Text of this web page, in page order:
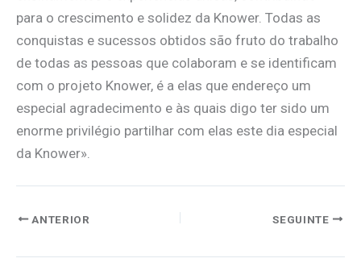
para o crescimento e solidez da Knower. Todas as
conquistas e sucessos obtidos são fruto do trabalho
de todas as pessoas que colaboram e se identificam
com o projeto Knower, é a elas que endereço um
especial agradecimento e às quais digo ter sido um
enorme privilégio partilhar com elas este dia especial
da Knower».
ANTERIOR SEGUINTE